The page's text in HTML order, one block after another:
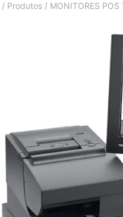
/ Produtos / MONITORES POS